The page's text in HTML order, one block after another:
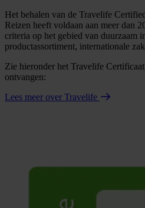
Het behalen van de Travelife
Reizen heeft voldaan aan meer dan
criteria op het gebied van duurzaam
productassortiment, internationale
Zie hieronder het Travelife
ontvangen:
Lees meer over Travelife